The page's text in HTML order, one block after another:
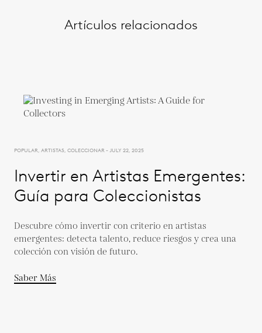
Artículos relacionados
POPULAR, ARTISTAS, COLECCIONAR - JULY 22, 2025
Invertir en Artistas Emergentes:
Guía para Coleccionistas
Descubre cómo invertir con criterio en artistas
emergentes: detecta talento, reduce riesgos y crea una
colección con visión de futuro.
Saber Más